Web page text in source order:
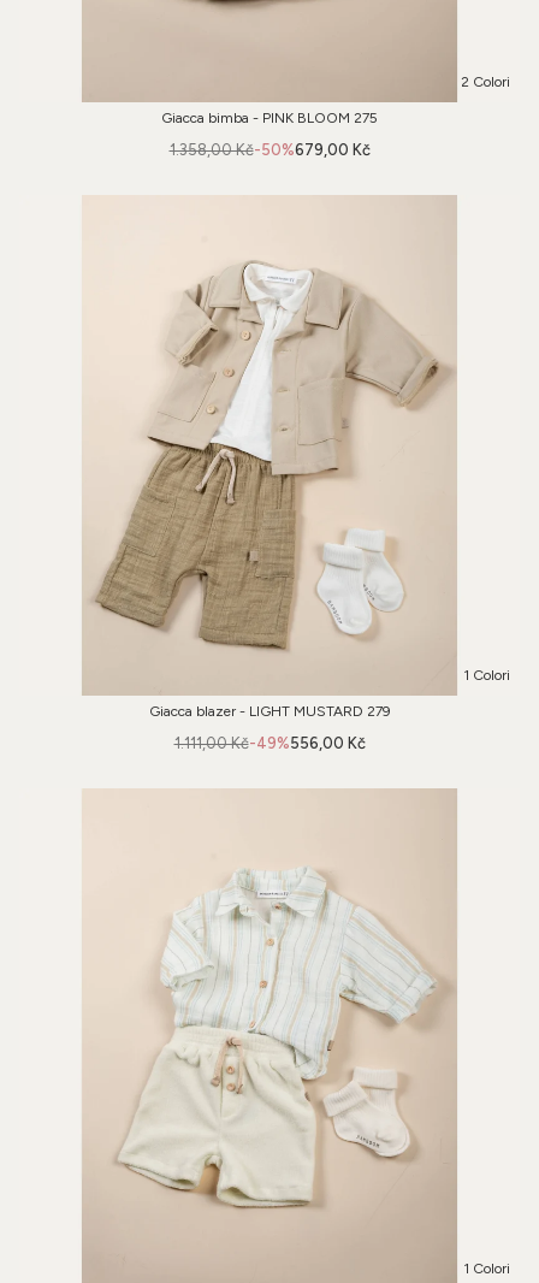
2 Colori
Giacca bimba - PINK BLOOM 275
-50%
1.358,00 Kč 679,00 Kč
1 Colori
Giacca blazer - LIGHT MUSTARD 279
-49%
1.111,00 Kč 556,00 Kč
1 Colori